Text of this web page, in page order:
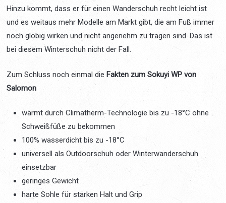
Hinzu kommt, dass er für einen Wanderschuh recht leicht ist
und es weitaus mehr Modelle am Markt gibt, die am Fuß immer
noch globig wirken und nicht angenehm zu tragen sind. Das ist
bei diesem Winterschuh nicht der Fall.
Zum Schluss noch einmal dieFakten zum Sokuyi WP von
Salomon
wärmt durch Climatherm-Technologie bis zu -18°C ohne
Schweißfüße zu bekommen
100% wasserdicht bis zu -18°C
universell als Outdoorschuh oder Winterwanderschuh
einsetzbar
geringes Gewicht
harte Sohle für starken Halt und Grip